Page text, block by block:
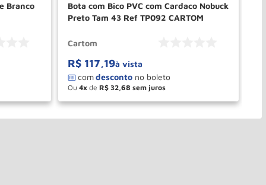
Branco
Bota com Bico PVC com Cardaco Nobuck
Preto Tam 43 Ref TP092 CARTOM
Cartom
R$ 117,19à vista
Ou 4 de R$ 32,68
＋
－ COMPRAR